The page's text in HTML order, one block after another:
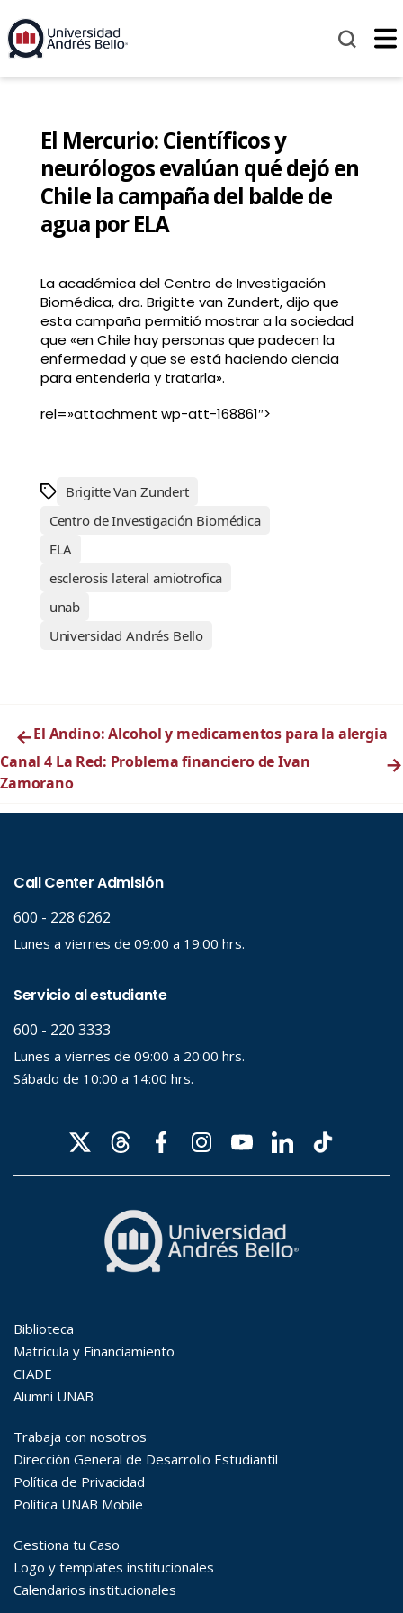
El Mercurio: Científicos y
neurólogos evalúan qué dejó en
Chile la campaña del balde de
agua por ELA
La académica del Centro de Investigación
Biomédica, dra. Brigitte van Zundert, dijo que
esta campaña permitió mostrar a la sociedad
que «en Chile hay personas que padecen la
enfermedad y que se está haciendo ciencia
para entenderla y tratarla».
rel=»attachment wp-att-168861″>
Brigitte Van Zundert
Centro de Investigación Biomédica
ELA
esclerosis lateral amiotrofica
unab
Universidad Andrés Bello
←El Andino: Alcohol y medicamentos para la alergia
Canal 4 La Red: Problema financiero de Ivan
Zamorano
→